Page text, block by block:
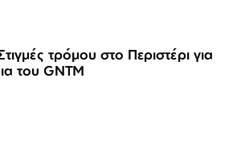
τρόμου στο Περιστέρι για
του GNTM